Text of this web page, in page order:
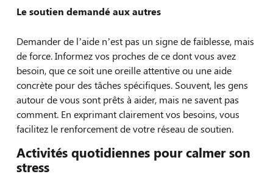
Le soutien demandé aux autres
Demander de l’aide n’est pas un signe de faiblesse, mais
de force. Informez vos proches de ce dont vous avez
besoin, que ce soit une oreille attentive ou une aide
concrète pour des tâches spécifiques. Souvent, les gens
autour de vous sont prêts à aider, mais ne savent pas
comment. En exprimant clairement vos besoins, vous
facilitez le renforcement de votre réseau de soutien.
Activités quotidiennes pour calmer son
stress